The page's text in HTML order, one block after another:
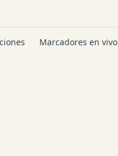
Marcadores en vivo